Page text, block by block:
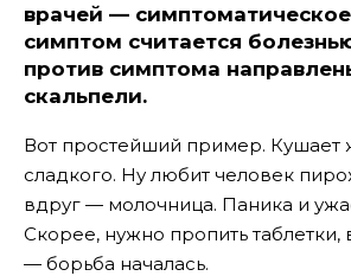
врачей —
симптом считается
против симптома
скальпели.
Вот простейший пример.
сладкого. Ну любит человек
вдруг — молочница. Паника и
Скорее, нужно пропить таблетки,
— борьба началась.